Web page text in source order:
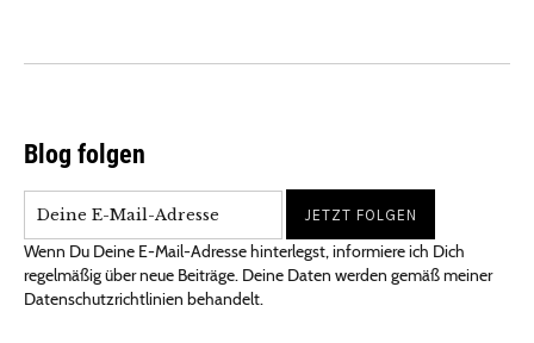
Blog folgen
Wenn Du Deine E-Mail-Adresse hinterlegst, informiere ich Dich
regelmäßig über neue Beiträge. Deine Daten werden gemäß meiner
Datenschutzrichtlinien behandelt.